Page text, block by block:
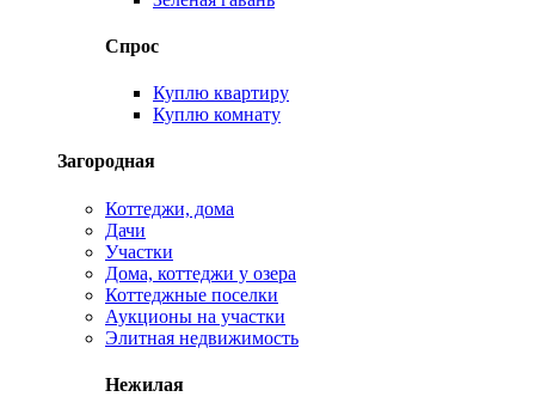
Спрос
Куплю квартиру
Куплю комнату
Загородная
Коттеджи, дома
Дачи
Участки
Дома, коттеджи у озера
Коттеджные поселки
Аукционы на участки
Элитная недвижимость
Нежилая